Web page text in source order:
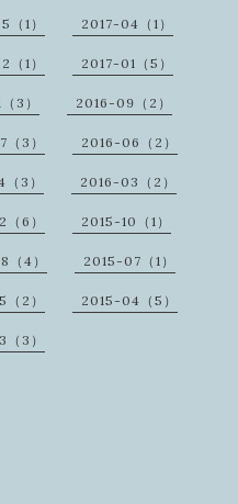
1） 2017-04（1）
1） 2017-01（5）
3） 2016-09（2）
3） 2016-06（2）
3） 2016-03（2）
6） 2015-10（1）
（4） 2015-07（1）
2） 2015-04（5）
3）